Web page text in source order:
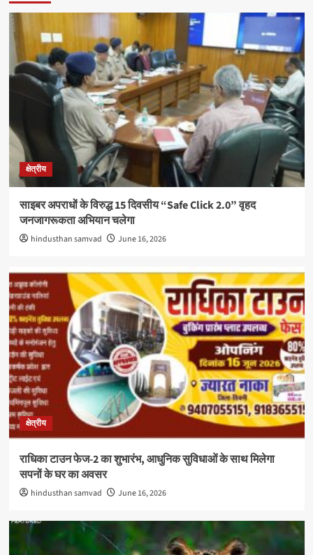
क्षेत्रीय
साइबर अपराधों के विरुद्ध 15 दिवसीय “Safe Click 2.0” वृहद
जनजागरूकता अभियान चलेगा
hindusthan samvad June 16, 2026
क्षेत्रीय
राधिका टाउन फेज-2 का शुभारंभ, आधुनिक सुविधाओं के साथ मिलेगा
सपनों के घर का अवसर
hindusthan samvad June 16, 2026